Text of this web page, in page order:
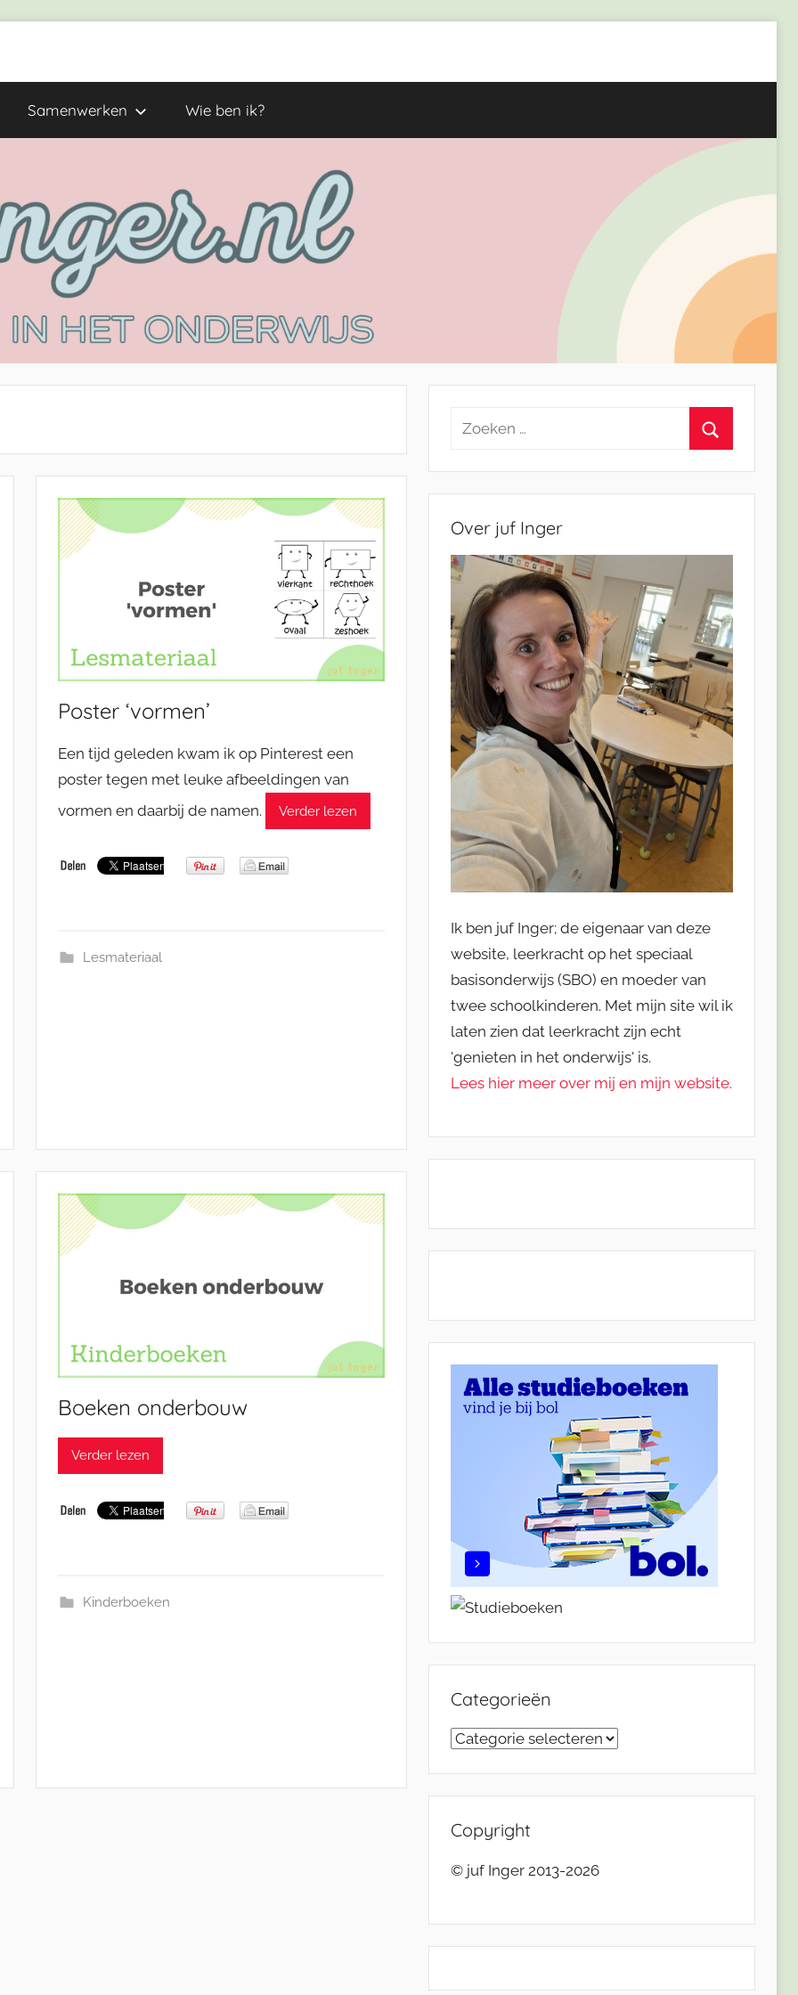
Samenwerken Wie ben ik?
Poster ‘vormen’
Een tijd geleden kwam ik op Pinterest een
poster tegen met leuke afbeeldingen van
vormen en daarbij de namen.
Verder lezen
Lesmateriaal
Boeken onderbouw
Verder lezen
Kinderboeken
Zoeken
Over juf Inger
Ik ben juf Inger; de eigenaar van deze
website, leerkracht op het speciaal
basisonderwijs (SBO) en moeder van
twee schoolkinderen. Met mijn site wil ik
laten zien dat leerkracht zijn echt
'genieten in het onderwijs' is.
Lees hier meer over mij en mijn website.
Categorieën
Categorieën
Copyright
© juf Inger 2013-2026